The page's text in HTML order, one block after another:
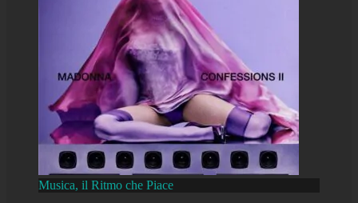
Musica, il Ritmo che Piace